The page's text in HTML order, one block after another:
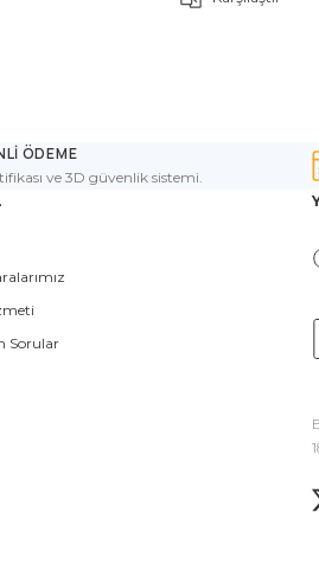
ÖDEME
ve 3D güvenlik sistemi.
Sorular